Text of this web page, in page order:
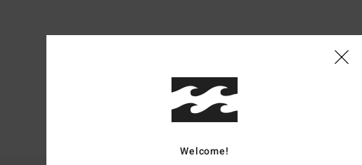
Punteggio medio
4.7/5
6 recensioni verificatedal ottobre 2025
Welcome!